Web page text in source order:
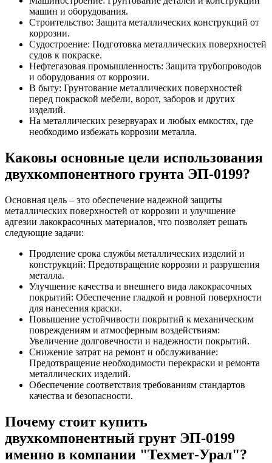
машин и оборудования.
Строительство: Защита металлических конструкций от
коррозии.
Судостроение: Подготовка металлических поверхностей
судов к покраске.
Нефтегазовая промышленность: Защита трубопроводов
и оборудования от коррозии.
В быту: Грунтование металлических поверхностей
перед покраской мебели, ворот, заборов и других
изделий.
На металлических резервуарах и любых емкостях, где
необходимо избежать коррозии металла.
Каковы основные цели использования
двухкомпонентного грунта ЭП-0199?
Основная цель – это обеспечение надежной защиты
металлических поверхностей от коррозии и улучшение
адгезии лакокрасочных материалов, что позволяет решать
следующие задачи:
Продление срока службы металлических изделий и
конструкций: Предотвращение коррозии и разрушения
металла.
Улучшение качества и внешнего вида лакокрасочных
покрытий: Обеспечение гладкой и ровной поверхности
для нанесения краски.
Повышение устойчивости покрытий к механическим
повреждениям и атмосферным воздействиям:
Увеличение долговечности и надежности покрытий.
Снижение затрат на ремонт и обслуживание:
Предотвращение необходимости перекраски и ремонта
металлических изделий.
Обеспечение соответствия требованиям стандартов
качества и безопасности.
Почему стоит купить
двухкомпонентный грунт ЭП-0199
именно в компании "Техмет-Урал"?